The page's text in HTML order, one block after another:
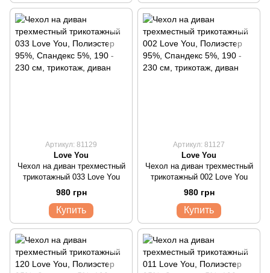
Артикул: 81129
Love You
Чехол на диван трехместный
трикотажный 033 Love You
980 грн
Купить
Артикул: 81127
Love You
Чехол на диван трехместный
трикотажный 002 Love You
980 грн
Купить